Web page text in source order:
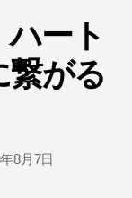
ート
繋がる
8月7日